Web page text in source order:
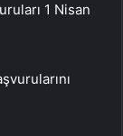
1 Nisan